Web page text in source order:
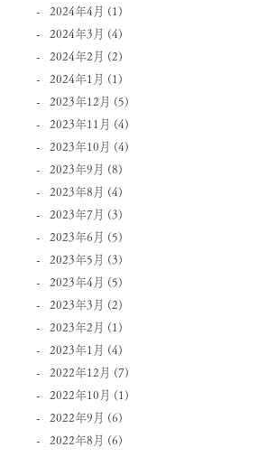
2024年4月 (1)
2024年3月 (4)
2024年2月 (2)
2024年1月 (1)
2023年12月 (5)
2023年11月 (4)
2023年10月 (4)
2023年9月 (8)
2023年8月 (4)
2023年7月 (3)
2023年6月 (5)
2023年5月 (3)
2023年4月 (5)
2023年3月 (2)
2023年2月 (1)
2023年1月 (4)
2022年12月 (7)
2022年10月 (1)
2022年9月 (6)
2022年8月 (6)